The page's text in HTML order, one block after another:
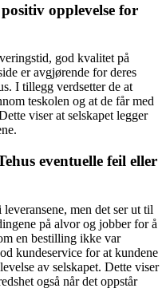
opplevelse for
god kvalitet på
er avgjørende for deres
I tillegg verdsetter de at
teskolen og at de får med
viser at selskapet legger
eventuelle feil eller
men det ser ut til
på alvor og jobber for å
en bestilling ikke var
kundeservice for at kundene
av selskapet. Dette viser
også når det oppstår